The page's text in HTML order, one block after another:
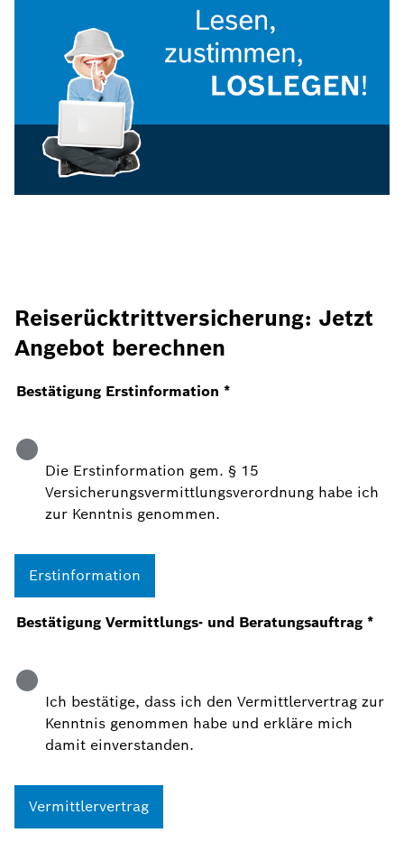
Reiserücktrittversicherung: Jetzt
Angebot berechnen
Bestätigung Erstinformation *
Die Erstinformation gem. § 15
Versicherungsvermittlungsverordnung habe ich
zur Kenntnis genommen.
Erstinformation
Bestätigung Vermittlungs- und Beratungsauftrag *
Ich bestätige, dass ich den Vermittlervertrag zur
Kenntnis genommen habe und erkläre mich
damit einverstanden.
Vermittlervertrag